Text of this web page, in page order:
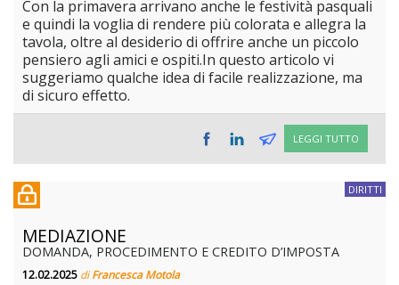
Con la primavera arrivano anche le festività pasquali
e quindi la voglia di rendere più colorata e allegra la
tavola, oltre al desiderio di offrire anche un piccolo
pensiero agli amici e ospiti.In questo articolo vi
suggeriamo qualche idea di facile realizzazione, ma
di sicuro effetto.
LEGGI TUTTO
DIRITTI
MEDIAZIONE
DOMANDA, PROCEDIMENTO E CREDITO D’IMPOSTA
12.02.2025 diFrancesca Motola